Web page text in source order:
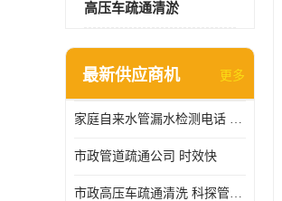
高压车疏通清淤
最新供应商机 更多
家庭自来水管漏水检测电话 服务周到
市政管道疏通公司 时效快
市政高压车疏通清洗 科探管道工程 设备齐